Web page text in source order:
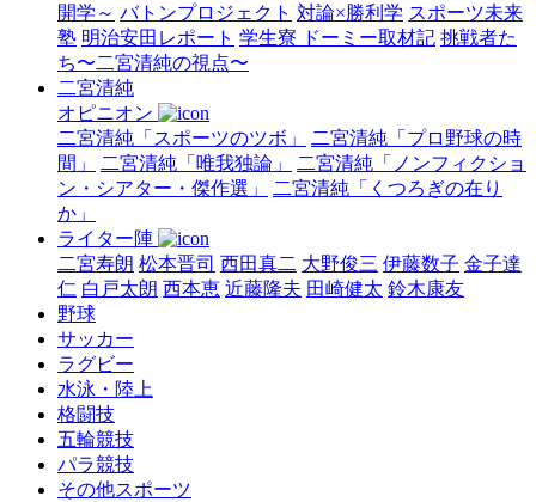
開学～ バトンプロジェクト 対論×勝利学 スポーツ未来
塾 明治安田レポート 学生寮 ドーミー取材記 挑戦者た
ち〜二宮清純の視点〜
二宮清純
オピニオン
二宮清純「スポーツのツボ」
二宮清純「プロ野球の時
間」
二宮清純「唯我独論」
二宮清純「ノンフィクショ
ン・シアター・傑作選」
二宮清純「くつろぎの在り
か」
ライター陣
二宮寿朗 松本晋司 西田真二 大野俊三 伊藤数子 金子達
仁 白戸太朗 西本恵 近藤隆夫 田崎健太 鈴木康友
野球
サッカー
ラグビー
水泳・陸上
格闘技
五輪競技
パラ競技
その他スポーツ